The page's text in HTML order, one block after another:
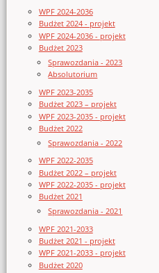
WPF 2024-2036
Budżet 2024 - projekt
WPF 2024-2036 - projekt
Budżet 2023
Sprawozdania - 2023
Absolutorium
WPF 2023-2035
Budżet 2023 – projekt
WPF 2023-2035 - projekt
Budżet 2022
Sprawozdania - 2022
WPF 2022-2035
Budżet 2022 – projekt
WPF 2022-2035 - projekt
Budżet 2021
Sprawozdania - 2021
WPF 2021-2033
Budżet 2021 - projekt
WPF 2021-2033 - projekt
Budżet 2020